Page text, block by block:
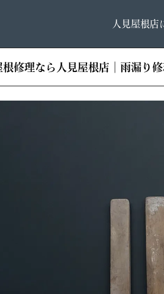
人見屋根店
根修理なら人見屋根店｜雨漏り